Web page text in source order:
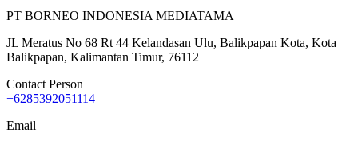
PT BORNEO INDONESIA MEDIATAMA
JL Meratus No 68 Rt 44 Kelandasan Ulu, Balikpapan Kota, Kota
Balikpapan, Kalimantan Timur, 76112
Contact Person
+6285392051114
Email